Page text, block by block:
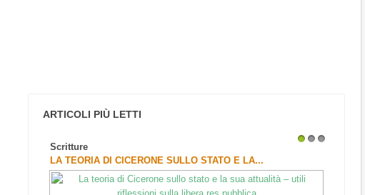
ARTICOLI PIÙ LETTI
Scritture
LA TEORIA DI CICERONE SULLO STATO E LA...